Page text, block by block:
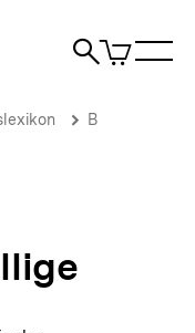
Suche
Artikel
im
B